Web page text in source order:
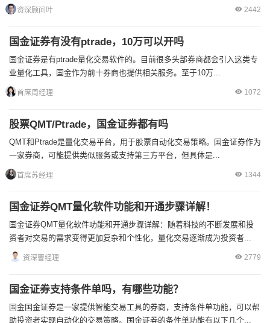
资深顾问叶 2442
国金证券有没有ptrade，10万可以开吗
国金证券是有ptrade量化交易软件的。目前很多头部券商都会引入这类专
业量化工具，国金作为前十券商也提供相关服务。至于10万...
首席周经理 1072
股票QMT/Ptrade，国金证券都有吗
QMT和Ptrade是量化交易平台，用于股票自动化交易策略。国金证券作为
一家券商，可能提供类似服务或支持第三方平台，但具体是...
首席苏经理 1344
国金证券QMT量化软件功能和开通步骤详解！
国金证券QMT量化软件功能和开通步骤详解：随着科技的不断发展和投
资者对交易的需求变得更加复杂和个性化，量化交易逐渐成为投资者...
资深曹经理 2779
国金证券支持条件单吗，有哪些功能？
国金国金证券是一家提供智能交易工具的券商，支持条件单功能，可以帮
助投资者实现自动化的交易策略。国金证券的条件单功能有以下几个...